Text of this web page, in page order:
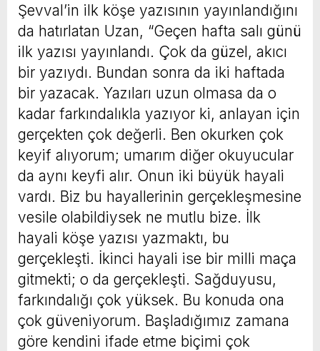
Şevval’in ilk köşe yazısının yayınlandığını
da hatırlatan Uzan, “Geçen hafta salı günü
ilk yazısı yayınlandı. Çok da güzel, akıcı
bir yazıydı. Bundan sonra da iki haftada
bir yazacak. Yazıları uzun olmasa da o
kadar farkındalıkla yazıyor ki, anlayan için
gerçekten çok değerli. Ben okurken çok
keyif alıyorum; umarım diğer okuyucular
da aynı keyfi alır. Onun iki büyük hayali
vardı. Biz bu hayallerinin gerçekleşmesine
vesile olabildiysek ne mutlu bize. İlk
hayali köşe yazısı yazmaktı, bu
gerçekleşti. İkinci hayali ise bir milli maça
gitmekti; o da gerçekleşti. Sağduyusu,
farkındalığı çok yüksek. Bu konuda ona
çok güveniyorum. Başladığımız zamana
göre kendini ifade etme biçimi çok